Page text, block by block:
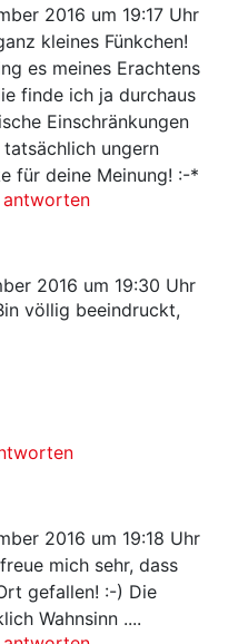
2016 um 19:17 Uhr
kleines Fünkchen!
es meines Erachtens
finde ich ja durchaus
Einschränkungen
ungern
für deine Meinung! :-*
antworten
2016 um 19:30 Uhr
völlig beeindruckt,
2016 um 19:18 Uhr
mich sehr, dass
gefallen! :-) Die
Wahnsinn ....